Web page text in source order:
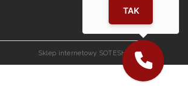
Sklep internetowy SOTESHOP AI
TAK